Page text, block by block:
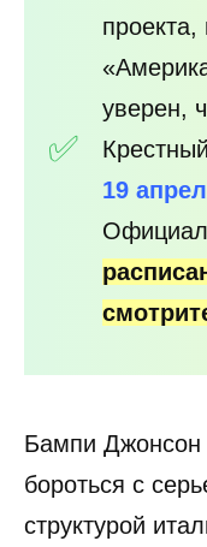
уверен,
19
Бампи Джонсон
бороться с
структурой